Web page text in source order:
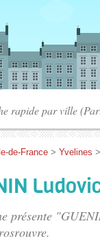
Île-de-France > Yvelines >
présente